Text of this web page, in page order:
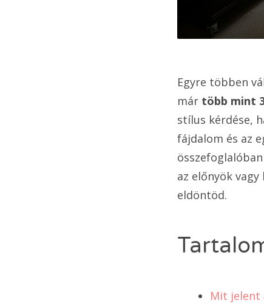
Egyre többen
már több mint
stílus kérdése,
fájdalom és az
az előnyök
eldöntöd.
Mit jelent